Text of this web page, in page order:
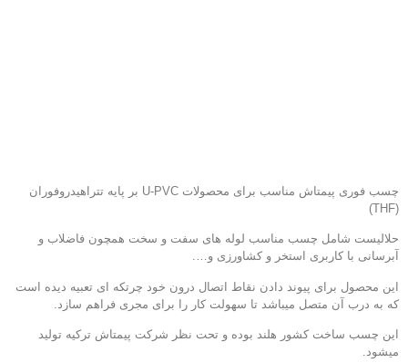
چسب فوری پیمتاش مناسب برای محصولات U-PVC بر پایه تتراهیدروفوران
(THF)
حلالیست شامل چسب مناسب لوله های سفت و سخت همچون فاضلاب و
آبرسانی با کاربری استخر و کشاورزی و….
این محصول برای پیوند دادن نقاط اتصال درون خود چرتکه ای تعبیه دیده است
که به درب آن متصل میباشد تا سهولت کار را برای مجری فراهم سازد.
این چسب ساخت کشور هلند بوده و تحت نظر شرکت پیمتاش ترکیه تولید
میشود.